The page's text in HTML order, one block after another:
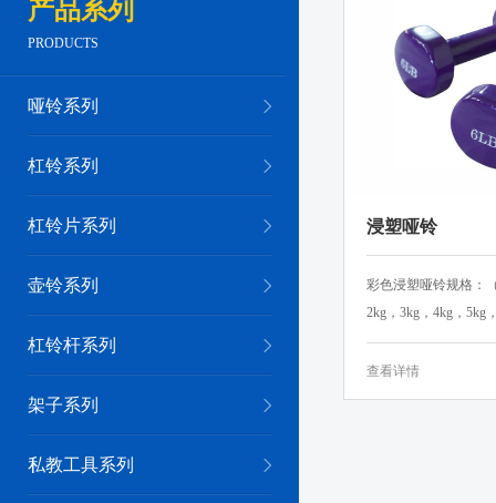
产品系列
PRODUCTS
哑铃系列
杠铃系列
杠铃片系列
壶铃系列
杠铃杆系列
架子系列
私教工具系列
浸塑哑铃
彩色浸塑哑铃规格：
2kg，3kg，4kg，5kg
查看详情